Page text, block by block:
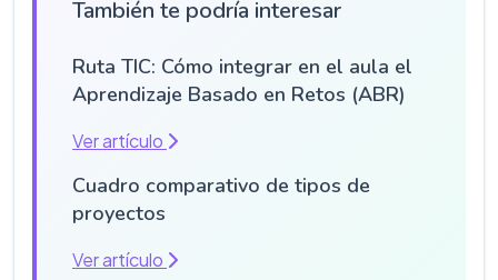
También te podría interesar
Ruta TIC: Cómo integrar en el aula el
Aprendizaje Basado en Retos (ABR)
Ver artículo
Cuadro comparativo de tipos de
proyectos
Ver artículo